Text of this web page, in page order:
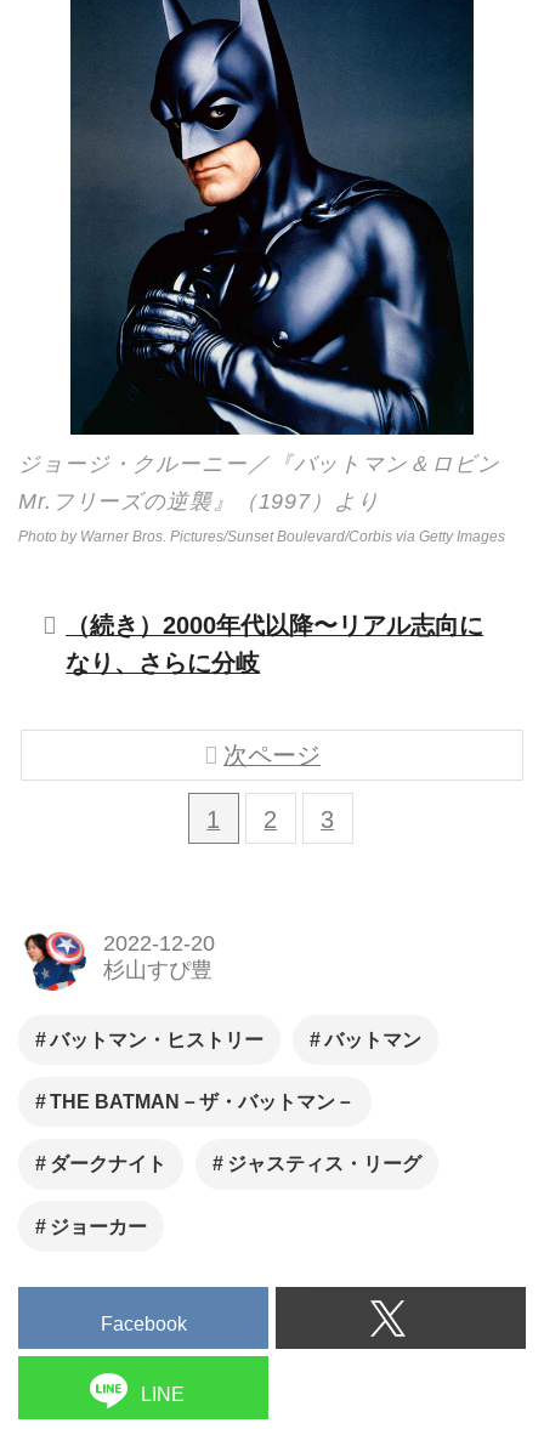
ジョージ・クルーニー／『バットマン＆ロビン
Mr.フリーズの逆襲』（1997）より
Photo by Warner Bros. Pictures/Sunset Boulevard/Corbis via Getty Images
（続き）2000年代以降〜リアル志向に
なり、さらに分岐
1 2 3
次ページ
2022-12-20
杉山すぴ豊
バットマン・ヒストリー バットマン
THE BATMAN－ザ・バットマン－
ダークナイト ジャスティス・リーグ
ジョーカー
Facebook
LINE